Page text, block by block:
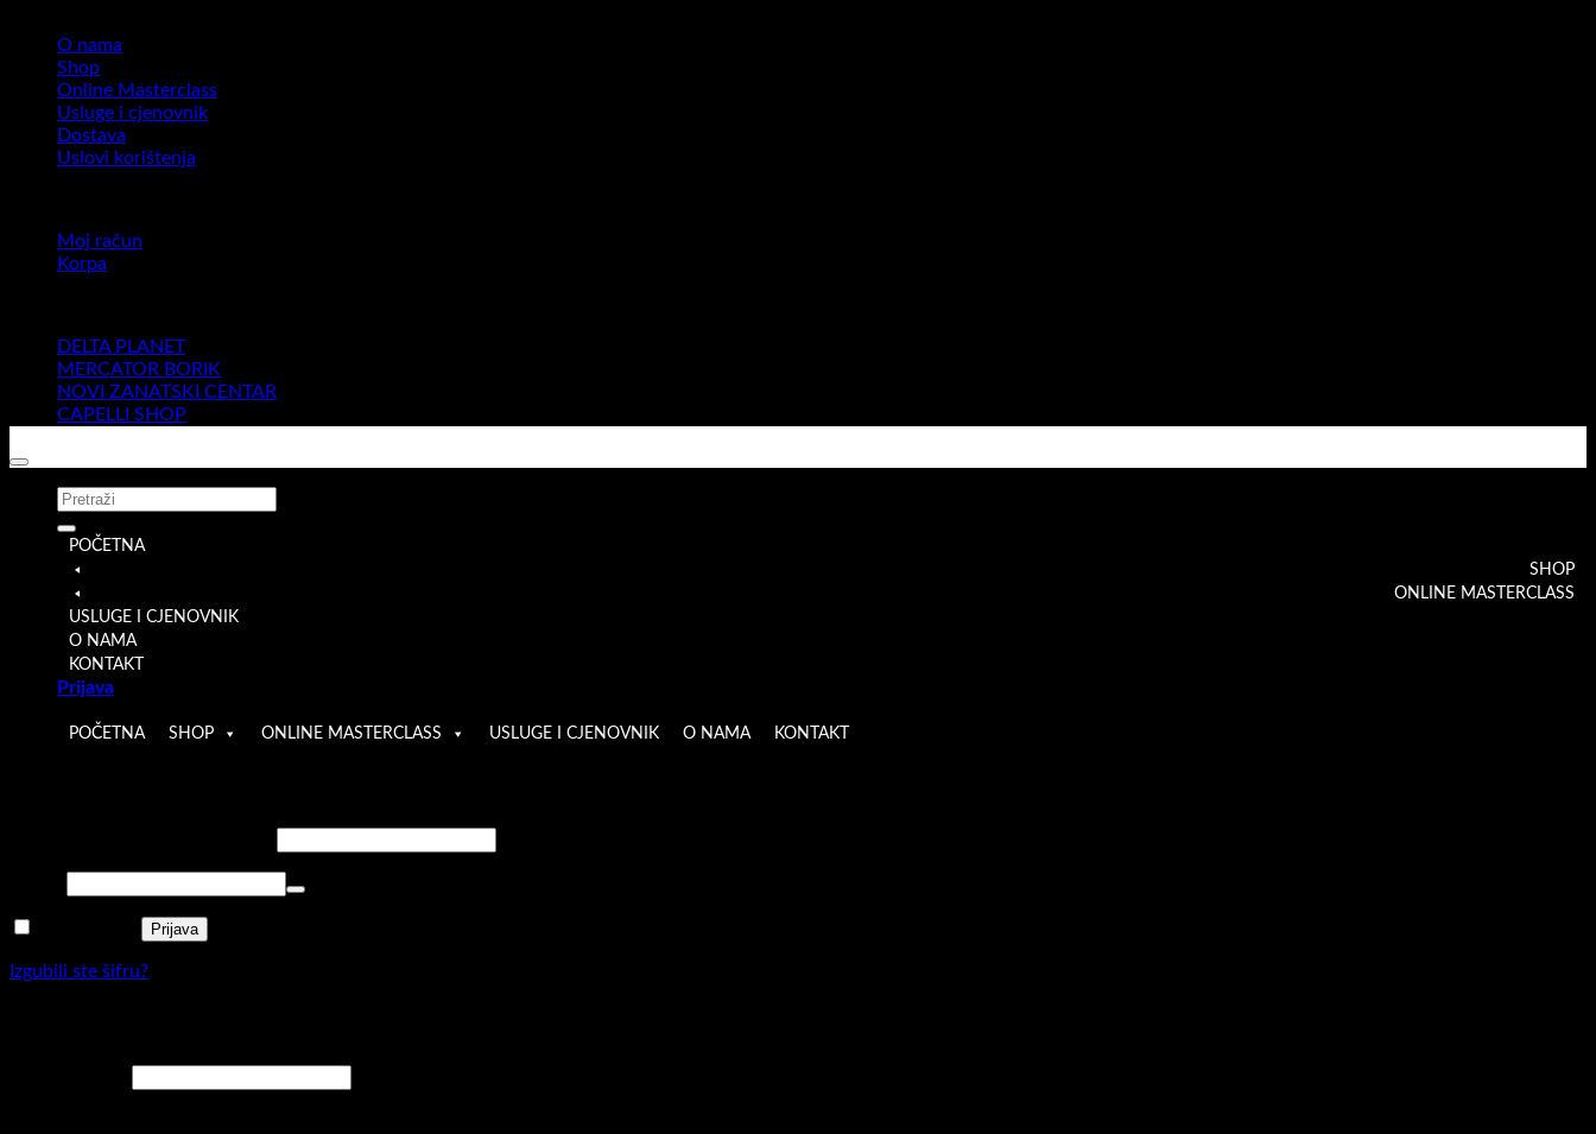
O nama
Shop
Online Masterclass
Usluge i cjenovnik
Dostava
Uslovi korištenja
Moj račun
Korpa
DELTA PLANET
MERCATOR BORIK
NOVI ZANATSKI CENTAR
CAPELLI SHOP
Pretraži:
POČETNA
SHOP
ONLINE MASTERCLASS
USLUGE I CJENOVNIK
O NAMA
KONTAKT
Prijava
POČETNA SHOP ONLINE MASTERCLASS USLUGE I CJENOVNIK O NAMA KONTAKT
Prijava
Izgubili ste šifru?